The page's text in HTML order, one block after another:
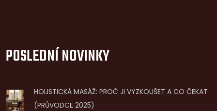
POSLEDNÍ NOVINKY
HOLISTICKÁ MASÁŽ: PROČ JI VYZKOUŠET A CO ČEKAT
(PRŮVODCE 2025)